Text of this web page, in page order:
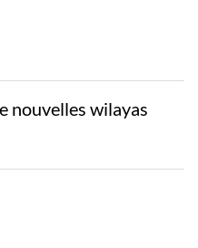
nouvelles wilayas